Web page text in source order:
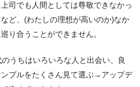
司でも人間としては尊敬できなかっ
ど、(わたしの理想が高いのか)なか
り合うことができません。
うちはいろいろな人と出会い、良
プルをたくさん見て選ぶ→アップデ